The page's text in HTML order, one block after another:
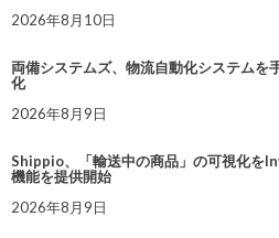
2026年8月10日
両備システムズ、物流自動化システムを
化
2026年8月9日
Shippio、「輸送中の商品」の可視化を
機能を提供開始
2026年8月9日